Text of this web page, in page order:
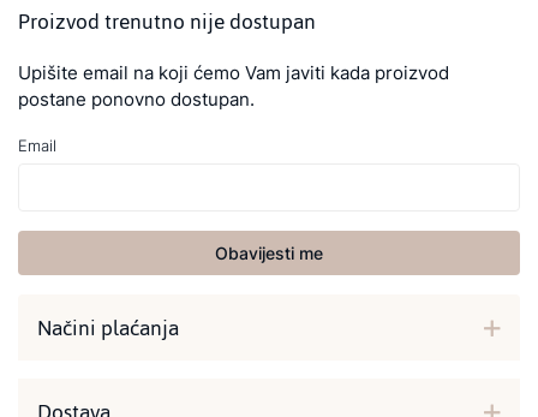
Proizvod trenutno nije dostupan
Upišite email na koji ćemo Vam javiti kada proizvod
postane ponovno dostupan.
Email
Obavijesti me
Načini plaćanja